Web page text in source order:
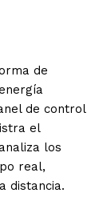
de
de control
el
los
real,
distancia.